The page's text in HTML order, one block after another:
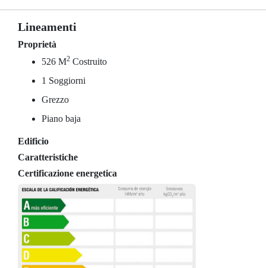
Lineamenti
Proprietà
526 M2 Costruito
1 Soggiorni
Grezzo
Piano baja
Edificio
Caratteristiche
Certificazione energetica